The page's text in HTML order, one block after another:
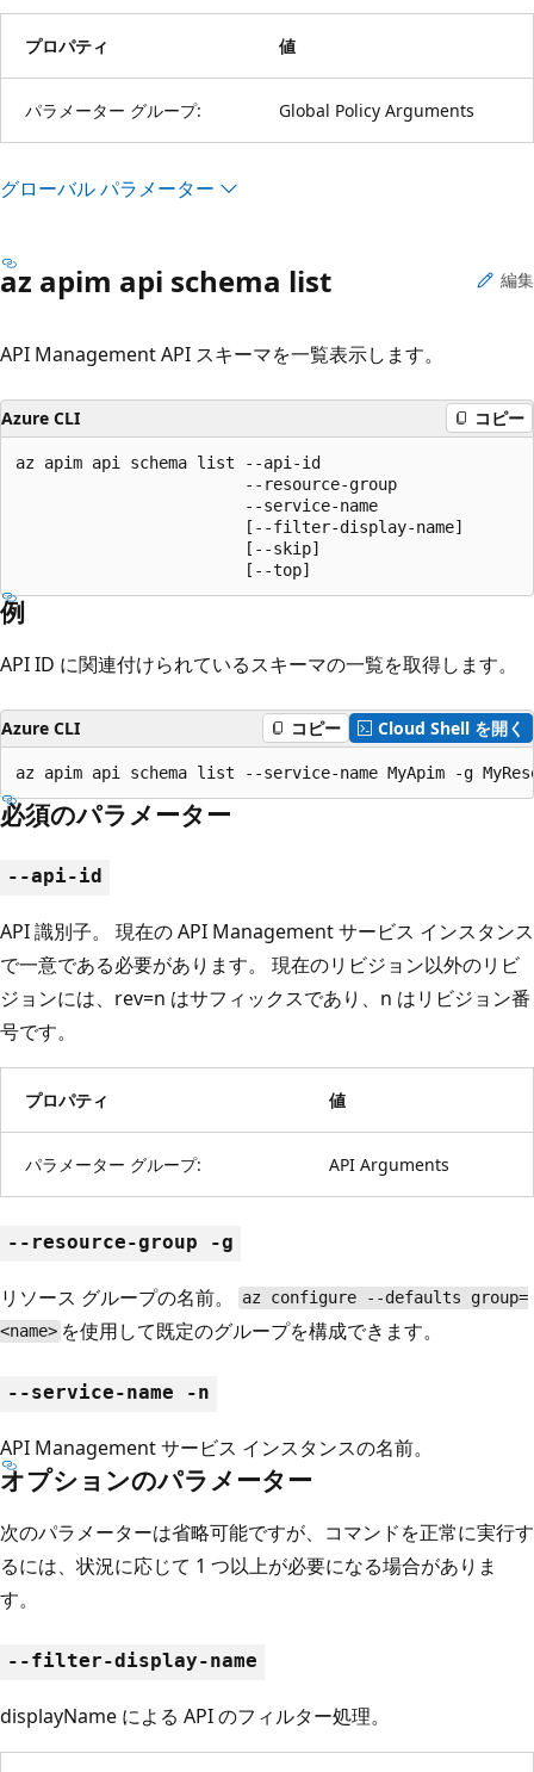
プロパティ 値
パラメーター グループ: Global Policy Arguments
グローバル パラメーター
az apim api schema list 編集
API Management API スキーマを一覧表示します。
Azure CLI コピー
az apim api schema list --api-id
                        --resource-group
                        --service-name
                        [--filter-display-name]
                        [--skip]
                        [--top]
例
API ID に関連付けられているスキーマの一覧を取得します。
Azure CLI コピー Cloud Shell を開く
az apim api schema list --service-name MyApim -g
必須のパラメーター
--api-id
API 識別子。 現在の API Management サービス インスタンス
で一意である必要があります。 現在のリビジョン以外のリビ
ジョンには、rev=n はサフィックスであり、n はリビジョン番
号です。
プロパティ 値
パラメーター グループ: API Arguments
--resource-group -g
リソース グループの名前。
az configure --defaults group=
<name> を使用して既定のグループを構成できます。
--service-name -n
API Management サービス インスタンスの名前。
オプションのパラメーター
次のパラメーターは省略可能ですが、コマンドを正常に実行す
るには、状況に応じて 1 つ以上が必要になる場合がありま
す。
--filter-display-name
displayName による API のフィルター処理。